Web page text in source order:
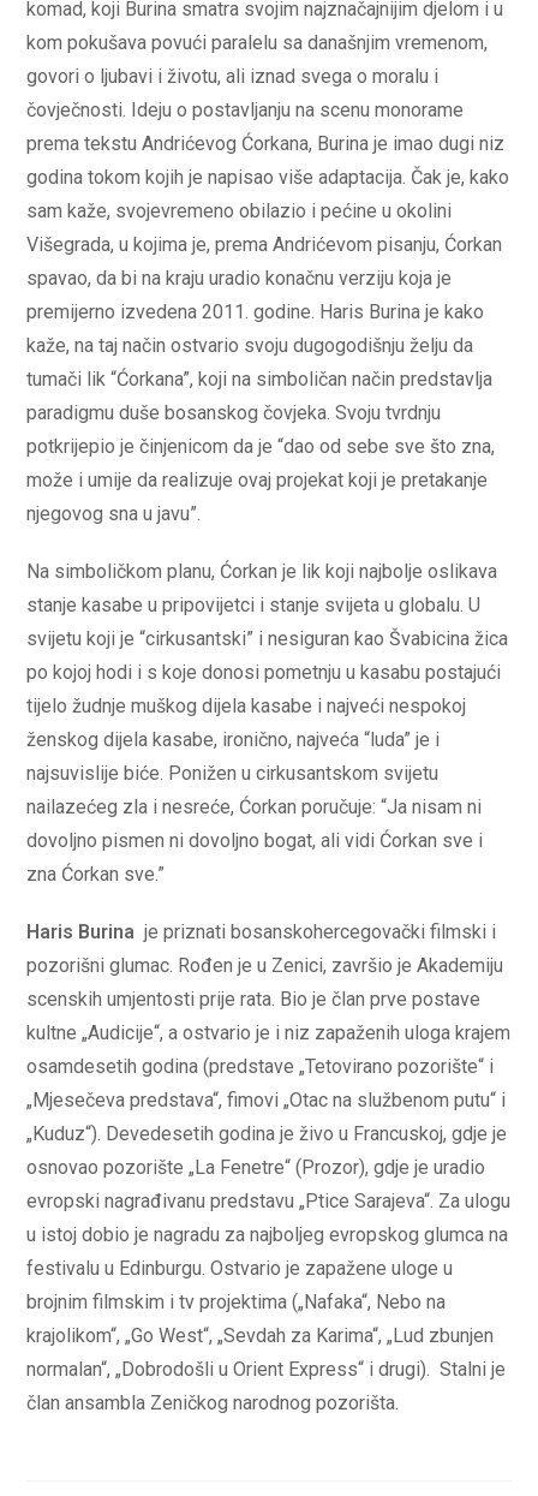
komad, koji Burina smatra svojim najznačajnijim djelom i u
kom pokušava povući paralelu sa današnjim vremenom,
govori o ljubavi i životu, ali iznad svega o moralu i
čovječnosti. Ideju o postavljanju na scenu monorame
prema tekstu Andrićevog Ćorkana, Burina je imao dugi niz
godina tokom kojih je napisao više adaptacija. Čak je, kako
sam kaže, svojevremeno obilazio i pećine u okolini
Višegrada, u kojima je, prema Andrićevom pisanju, Ćorkan
spavao, da bi na kraju uradio konačnu verziju koja je
premijerno izvedena 2011. godine. Haris Burina je kako
kaže, na taj način ostvario svoju dugogodišnju želju da
tumači lik “Ćorkana”, koji na simboličan način predstavlja
paradigmu duše bosanskog čovjeka. Svoju tvrdnju
potkrijepio je činjenicom da je “dao od sebe sve što zna,
može i umije da realizuje ovaj projekat koji je pretakanje
njegovog sna u javu”.
Na simboličkom planu, Ćorkan je lik koji najbolje oslikava
stanje kasabe u pripovijetci i stanje svijeta u globalu. U
svijetu koji je “cirkusantski” i nesiguran kao Švabicina žica
po kojoj hodi i s koje donosi pometnju u kasabu postajući
tijelo žudnje muškog dijela kasabe i najveći nespokoj
ženskog dijela kasabe, ironično, najveća “luda” je i
najsuvislije biće. Ponižen u cirkusantskom svijetu
nailazećeg zla i nesreće, Ćorkan poručuje: “Ja nisam ni
dovoljno pismen ni dovoljno bogat, ali vidi Ćorkan sve i
zna Ćorkan sve.”
Haris Burina je priznati bosanskohercegovački filmski i
pozorišni glumac. Rođen je u Zenici, završio je Akademiju
scenskih umjentosti prije rata. Bio je član prve postave
kultne „Audicije“, a ostvario je i niz zapaženih uloga krajem
osamdesetih godina (predstave „Tetovirano pozorište“ i
„Mjesečeva predstava“, fimovi „Otac na službenom putu“ i
„Kuduz“). Devedesetih godina je živo u Francuskoj, gdje je
osnovao pozorište „La Fenetre“ (Prozor), gdje je uradio
evropski nagrađivanu predstavu „Ptice Sarajeva“. Za ulogu
u istoj dobio je nagradu za najboljeg evropskog glumca na
festivalu u Edinburgu. Ostvario je zapažene uloge u
brojnim filmskim i tv projektima („Nafaka“, Nebo na
krajolikom“, „Go West“, „Sevdah za Karima“, „Lud zbunjen
normalan“, „Dobrodošli u Orient Express“ i drugi). Stalni je
član ansambla Zeničkog narodnog pozorišta.